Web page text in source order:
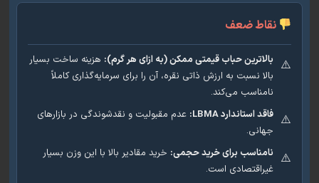
نقاط ضعف
بالاترین حباب قیمتی ممکن (به ازای هر گرم):هزینه ساخت بسیار
بالا نسبت به ارزش ذاتی نقره، آن را برای سرمایه‌گذاری کاملاً
نامناسب می‌کند.
فاقد استاندارد LBMA:
عدم مقبولیت و نقدشوندگی در بازارهای
نامناسب برای خرید حجمی:خرید مقادیر بالا با این وزن بسیار
غیراقتصادی است.